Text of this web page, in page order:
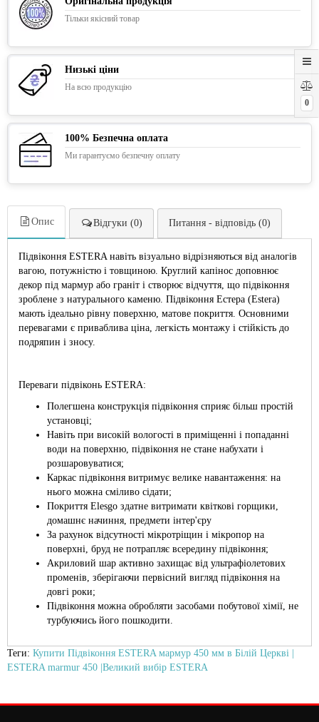
0
Тільки якісний товар
Низькі ціни
На всю продукцію
100% Безпечна оплата
Ми гарантуємо безпечну оплату
Опис Відгуки (0) Питання - відповідь (0)
Підвіконня ESTERA навіть візуально відрізняються від аналогів
вагою, потужністю і товщиною. Круглий капінос доповнює
декор під мармур або граніт і створює відчуття, що підвіконня
зроблене з натурального каменю. Підвіконня Естера (Estera)
мають ідеально рівну поверхню, матове покриття. Основними
перевагами є приваблива ціна, легкість монтажу і стійкість до
подряпин і зносу.
Переваги підвіконь ESTERA:
Полегшена конструкція підвіконня сприяє більш простій
установці;
Навіть при високій вологості в приміщенні і попаданні
води на поверхню, підвіконня не стане набухати і
розшаровуватися;
Каркас підвіконня витримує велике навантаження: на
нього можна сміливо сідати;
Покриття Elesgo здатне витримати квіткові горщики,
домашнє начиння, предмети інтер'єру
За рахунок відсутності мікротріщин і мікропор на
поверхні, бруд не потрапляє всередину підвіконня;
Акриловий шар активно захищає від ультрафіолетових
променів, зберігаючи первісний вигляд підвіконня на
довгі роки;
Підвіконня можна обробляти засобами побутової хімії, не
турбуючись його пошкодити.
Теги: Купити Підвіконня ESTERA мармур 450 мм в Білій Церкві |
ESTERA marmur 450 |Великий вибір ESTERA